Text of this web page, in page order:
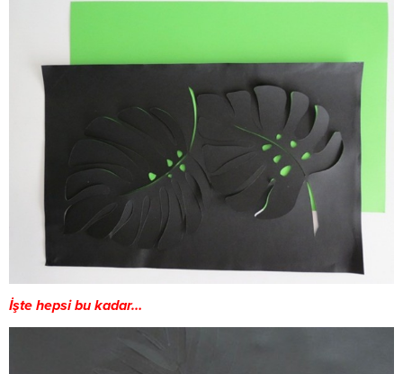
İşte hepsi bu kadar…